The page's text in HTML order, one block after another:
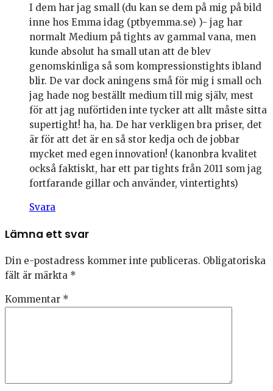
I dem har jag small (du kan se dem på mig på bild
inne hos Emma idag (ptbyemma.se) )- jag har
normalt Medium på tights av gammal vana, men
kunde absolut ha small utan att de blev
genomskinliga så som kompressionstights ibland
blir. De var dock aningens små för mig i small och
jag hade nog beställt medium till mig själv, mest
för att jag nuförtiden inte tycker att allt måste sitta
supertight! ha, ha. De har verkligen bra priser, det
är för att det är en så stor kedja och de jobbar
mycket med egen innovation! (kanonbra kvalitet
också faktiskt, har ett par tights från 2011 som jag
fortfarande gillar och använder, vintertights)
Svara
Lämna ett svar
Din e-postadress kommer inte publiceras. Obligatoriska
fält är märkta *
Kommentar *